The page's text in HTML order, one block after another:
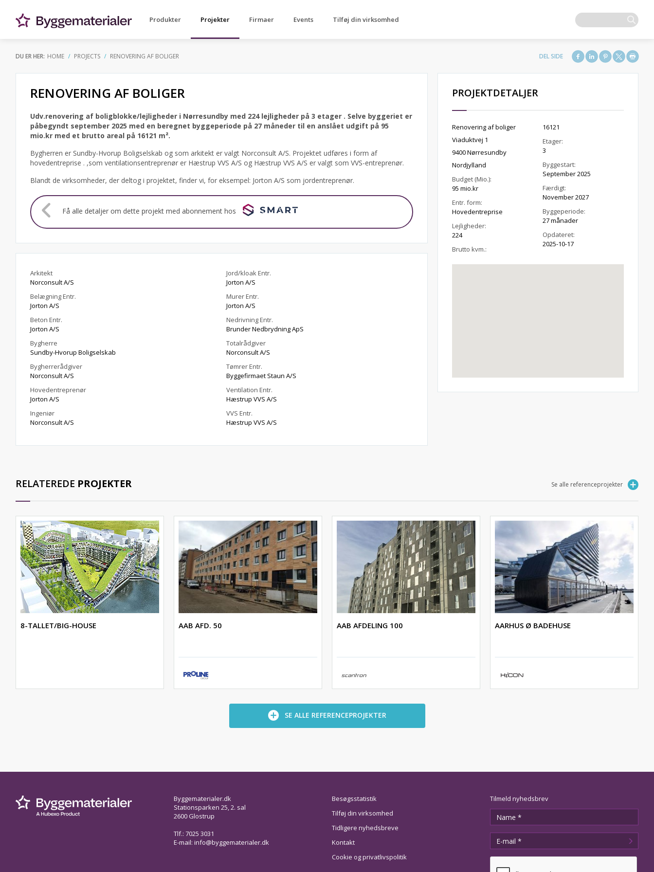
Produkter Projekter Firmaer Events Tilføj din virksomhed
DU ER HER: HOME PROJECTS RENOVERING AF BOLIGER
RENOVERING AF BOLIGER
Udv.renovering af boligblokke/lejligheder i Nørresundby med 224 lejligheder på 3 etager . Selve byggeriet er
påbegyndt september 2025 med en beregnet byggeperiode på 27 måneder til en anslået udgift på 95
mio.kr med et brutto areal på 16121 m².
Bygherren er Sundby-Hvorup Boligselskab og som arkitekt er valgt Norconsult A/S. Projektet udføres i form af
hovedentreprise . ,som ventilationsentreprenør er Hæstrup VVS A/S og Hæstrup VVS A/S er valgt som VVS-entreprenør.
Blandt de virksomheder, der deltog i projektet, finder vi, for eksempel: Jorton A/S som jordentreprenør.
Få alle detaljer om dette projekt med abonnement hos
Arkitekt
Norconsult A/S
Belægning Entr.
Jorton A/S
Beton Entr.
Jorton A/S
Bygherre
Sundby-Hvorup Boligselskab
Bygherrerådgiver
Norconsult A/S
Hovedentreprenør
Jorton A/S
Ingeniør
Norconsult A/S
Jord/kloak Entr.
Jorton A/S
Murer Entr.
Jorton A/S
Nedrivning Entr.
Brunder Nedbrydning ApS
Totalrådgiver
Norconsult A/S
Tømrer Entr.
Byggefirmaet Staun A/S
Ventilation Entr.
Hæstrup VVS A/S
VVS Entr.
Hæstrup VVS A/S
PROJEKTDETALJER
Renovering af boliger
Viaduktvej 1
9400 Nørresundby
Nordjylland
Budget (Mio.):
95 mio.kr
Entr. form:
Hovedentreprise
Lejligheder:
224
Brutto kvm.:
16121
Etager:
3
Byggestart:
September 2025
Færdigt:
November 2027
Byggeperiode:
27 månader
Opdateret:
2025-10-17
Se alle referenceprojekter
RELATEREDE PROJEKTER
8-TALLET/BIG-HOUSE AAB AFD. 50 AAB AFDELING 100 AARHUS Ø BADEHUSE
SE ALLE REFERENCEPROJEKTER
Byggematerialer.dk
Stationsparken 25, 2. sal
2600 Glostrup
Tlf.: 7025 3031
E-mail: info@byggematerialer.dk
Besøgsstatistik
Tilføj din virksomhed
Tidligere nyhedsbreve
Kontakt
Cookie og privatlivspolitik
Tilmeld nyhedsbrev